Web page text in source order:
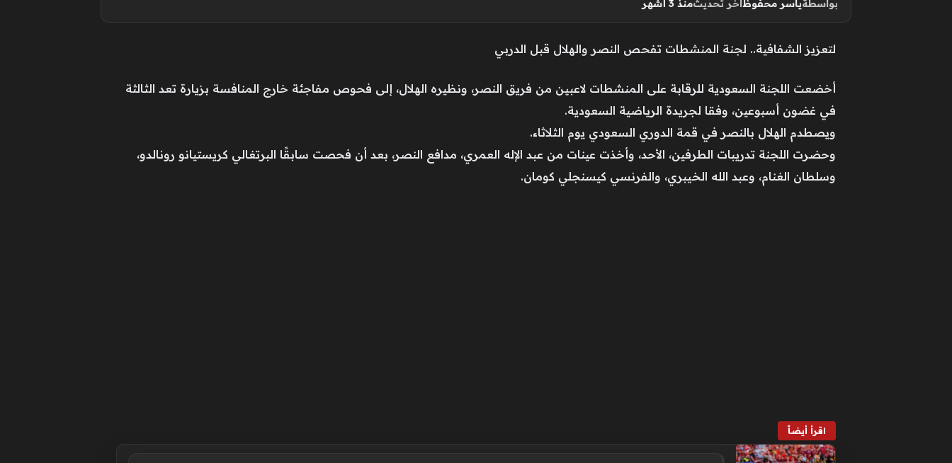
بواسطةياسر محفوظآخر تحديثمنذ 3 أشهر
لتعزيز الشفافية.. لجنة المنشطات تفحص النصر والهلال قبل الدربي
أخضعت اللجنة السعودية للرقابة على المنشطات لاعبين من فريق النصر، ونظيره الهلال، إلى فحوص مفاجئة خارج المنافسة بزيارة تعد الثالثة
في غضون أسبوعين، وفقا لجريدة الرياضية السعودية.
ويصطدم الهلال بالنصر في قمة الدوري السعودي يوم الثلاثاء.
وحضرت اللجنة تدريبات الطرفين، الأحد، وأخذت عينات من عبد الإله العمري، مدافع النصر، بعد أن فحصت سابقًا البرتغالي كريستيانو رونالدو،
وسلطان الغنام، وعبد الله الخيبري، والفرنسي كيسنجلي كومان.
اقرأ أيضاً